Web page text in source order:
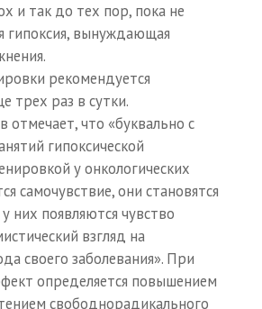
печатную версию
ЖИЗНЬ
и так до тех пор, пока не
гипоксия, вынуждающая
рекомендуется
трех раз в сутки.
отмечает, что «буквально с
гипоксической
у онкологических
самочувствие, они становятся
них появляются чувство
взгляд на
своего заболевания». При
определяется повышением
свободнорадикального